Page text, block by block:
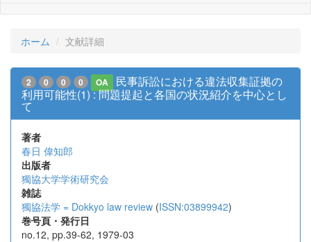
ホーム 文献詳細
2 0 0 0 OA
民事訴訟における違法収集証拠の
利用可能性(1) : 問題提起と各国の状況紹介を中心とし
て
著者
春日 偉知郎
出版者
獨協大学学術研究会
雑誌
獨協法学 = Dokkyo law review (ISSN:03899942)
巻号頁・発行日
no.12, pp.39-62, 1979-03